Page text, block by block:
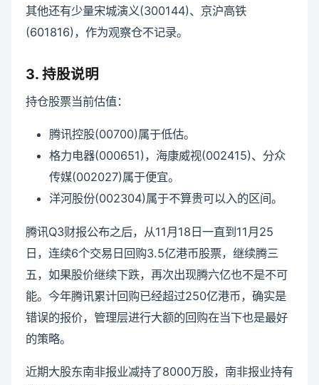
其他还有少量宋城演义(300144)、京沪高铁
(601816)，作为观察仓不记录。
3. 持股说明
持仓股票当前估值：
腾讯控股(00700)属于低估。
格力电器(000651)，海康威视(002415)、分众
传媒(002027)属于便宜。
洋河股份(002304)属于不算贵可以入的区间。
腾讯Q3财报公布之后，从11月18日一直到11月25
日，连续6个交易日回购3.5亿港币股票，继续腾三
五，如果股价继续下跌，再次出现腾六亿也不是不可
能。今年腾讯累计回购已经超过250亿港币，确实是
错误的报价，管理层进行大额的回购在当下也是最好
的策略。
近期大股东南非报业减持了8000万股，南非报业持有